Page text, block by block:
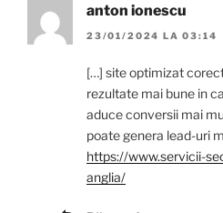
anton ionescu
23/01/2024 LA 03:14
[…] site optimizat
rezultate mai bune in
aduce conversii mai
poate genera lead-uri
https://www.servicii-
anglia/